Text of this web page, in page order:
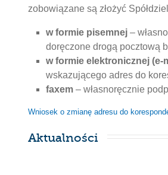
zobowiązane są złożyć
w formie pisemnej –
doręczone drogą pocztową
w formie elektronicznej (e-
wskazującego adres do
faxem – własnoręcznie
Wniosek o zmianę adresu do
Aktualności